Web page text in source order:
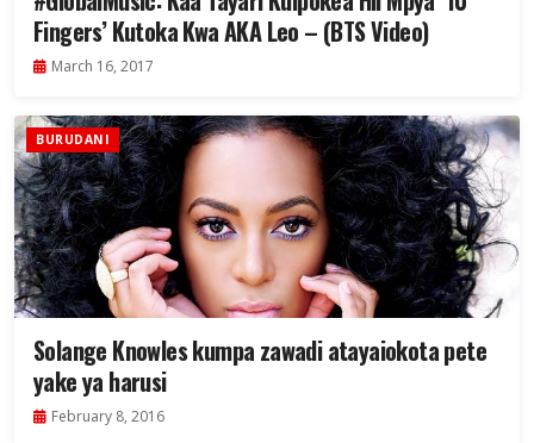
Fingers’ Kutoka Kwa AKA Leo – (BTS Video)
March 16, 2017
BURUDANI
Solange Knowles kumpa zawadi atayaiokota pete
yake ya harusi
February 8, 2016